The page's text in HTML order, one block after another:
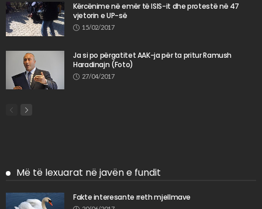
Kërcënime në emër të ISIS-it dhe protestë në 47
vjetorin e UP-së
15/02/2017
Ja si po përgatitet AAK-ja për ta pritur Ramush
Haradinajn (Foto)
27/04/2017
Më të lexuarat në javën e fundit
Fakte interesante rreth mjellmave